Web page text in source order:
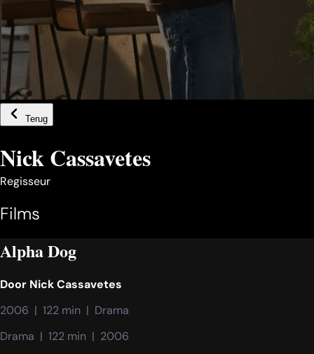
Terug
Nick Cassavetes
Regisseur
Films
Alpha Dog
Door Nick Cassavetes
2006  |  122 min  |  Drama
Drama  |  122 min  |  2006